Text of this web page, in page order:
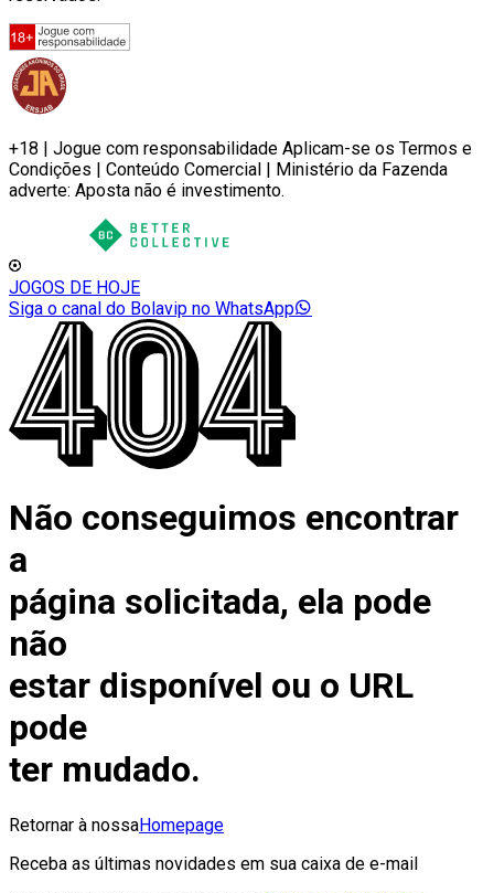
+18 | Jogue com responsabilidade Aplicam-se os Termos e
Condições | Conteúdo Comercial | Ministério da Fazenda
adverte: Aposta não é investimento.
JOGOS DE HOJE
Siga o canal do Bolavip no WhatsApp
Não conseguimos encontrar
a
página solicitada, ela pode
não
estar disponível ou o URL
pode
ter mudado.
Retornar à nossaHomepage
Receba as últimas novidades em sua caixa de e-mail